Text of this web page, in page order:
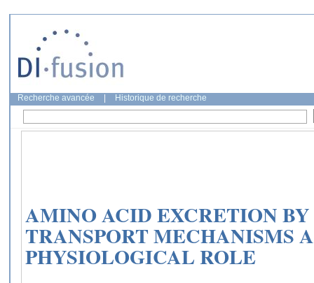
Recherche avancée Historique de recherche
AMINO ACID EXCRETION
TRANSPORT MECHANISMS
PHYSIOLOGICAL ROLE